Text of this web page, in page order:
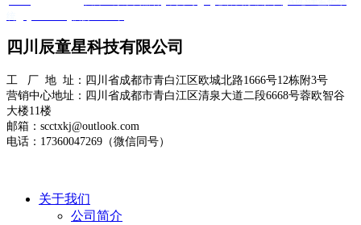
四川辰童星科技有限公司
工 厂 地 址：四川省成都市青白江区欧城北路1666号12栋附3号
营销中心地址：四川省成都市青白江区清泉大道二段6668号蓉欧智谷
大楼11楼
邮箱：scctxkj@outlook.com
电话：17360047269（微信同号）
关于我们
公司简介